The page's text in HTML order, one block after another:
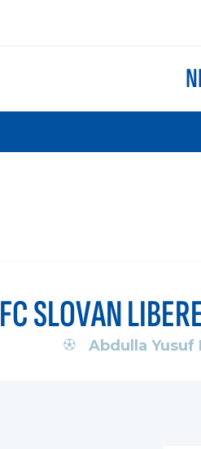
FC SLOVAN
Abdulla Yusuf